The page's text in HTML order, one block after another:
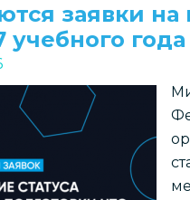
заявки на
учебного года